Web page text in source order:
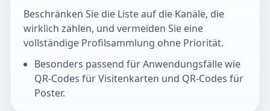
Beschränken Sie die Liste auf die Kanäle, die
wirklich zählen, und vermeiden Sie eine
vollständige Profilsammlung ohne Priorität.
Besonders passend für Anwendungsfälle wie
QR-Codes für Visitenkarten und QR-Codes für
Poster.